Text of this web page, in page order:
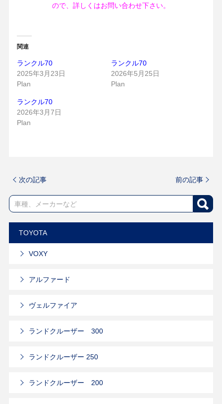
ので、詳しくはお問い合わせ下さい。
関連
ランクル70
2025年3月23日
Plan
ランクル70
2026年5月25日
Plan
ランクル70
2026年3月7日
Plan
次の記事 前の記事
TOYOTA
VOXY
アルファード
ヴェルファイア
ランドクルーザー 300
ランドクルーザー 250
ランドクルーザー 200